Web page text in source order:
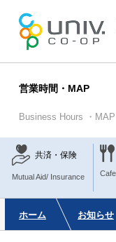
営業時間・MAP
Business Hours ・MAP
共済・保険
Mutual Aid/ Insurance
ホーム お知らせ